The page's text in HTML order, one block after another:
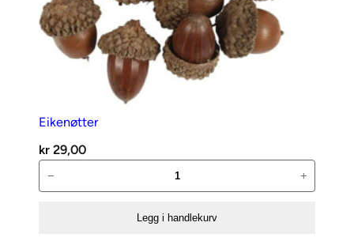
Eikenøtter
kr 29,00
antall
− +
Legg i handlekurv